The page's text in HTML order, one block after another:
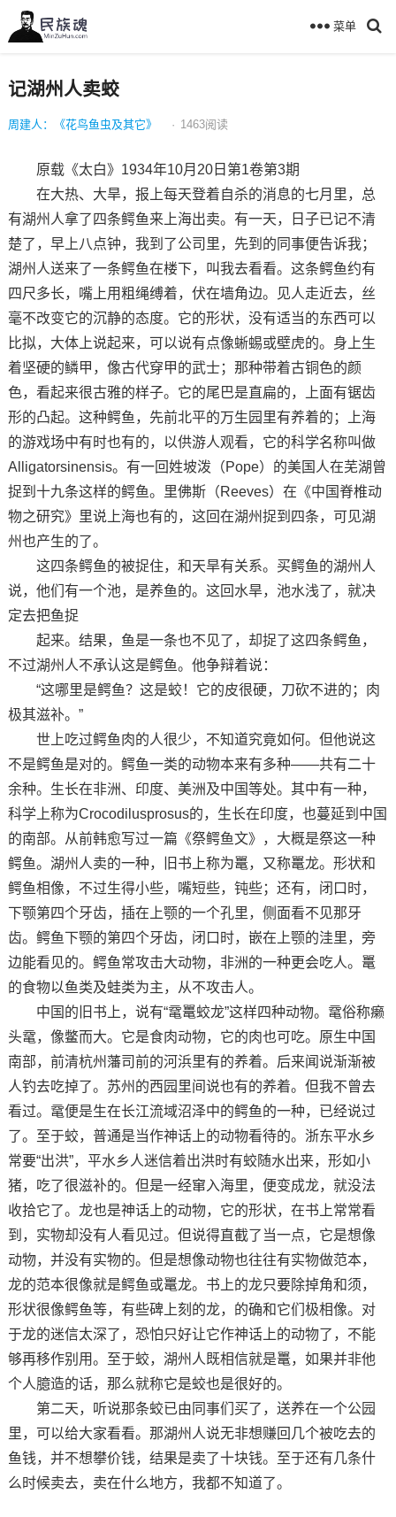
菜单
记湖州人卖蛟
周建人：《花鸟鱼虫及其它》 · 1463阅读
原载《太白》1934年10月20日第1卷第3期
在大热、大旱，报上每天登着自杀的消息的七月里，总
有湖州人拿了四条鳄鱼来上海出卖。有一天，日子已记不清
楚了，早上八点钟，我到了公司里，先到的同事便告诉我；
湖州人送来了一条鳄鱼在楼下，叫我去看看。这条鳄鱼约有
四尺多长，嘴上用粗绳缚着，伏在墙角边。见人走近去，丝
毫不改变它的沉静的态度。它的形状，没有适当的东西可以
比拟，大体上说起来，可以说有点像蜥蜴或壁虎的。身上生
着坚硬的鳞甲，像古代穿甲的武士；那种带着古铜色的颜
色，看起来很古雅的样子。它的尾巴是直扁的，上面有锯齿
形的凸起。这种鳄鱼，先前北平的万生园里有养着的；上海
的游戏场中有时也有的，以供游人观看，它的科学名称叫做
Alligatorsinensis。有一回姓坡泼（Pope）的美国人在芜湖曾
捉到十九条这样的鳄鱼。里佛斯（Reeves）在《中国脊椎动
物之研究》里说上海也有的，这回在湖州捉到四条，可见湖
州也产生的了。
这四条鳄鱼的被捉住，和天旱有关系。买鳄鱼的湖州人
说，他们有一个池，是养鱼的。这回水旱，池水浅了，就决
定去把鱼捉
起来。结果，鱼是一条也不见了，却捉了这四条鳄鱼，
不过湖州人不承认这是鳄鱼。他争辩着说：
“这哪里是鳄鱼？这是蛟！它的皮很硬，刀砍不进的；肉
极其滋补。”
世上吃过鳄鱼肉的人很少，不知道究竟如何。但他说这
不是鳄鱼是对的。鳄鱼一类的动物本来有多种——共有二十
余种。生长在非洲、印度、美洲及中国等处。其中有一种，
科学上称为Crocodilusprosus的，生长在印度，也蔓延到中国
的南部。从前韩愈写过一篇《祭鳄鱼文》，大概是祭这一种
鳄鱼。湖州人卖的一种，旧书上称为鼍，又称鼍龙。形状和
鳄鱼相像，不过生得小些，嘴短些，钝些；还有，闭口时，
下颚第四个牙齿，插在上颚的一个孔里，侧面看不见那牙
齿。鳄鱼下颚的第四个牙齿，闭口时，嵌在上颚的洼里，旁
边能看见的。鳄鱼常攻击大动物，非洲的一种更会吃人。鼍
的食物以鱼类及蛙类为主，从不攻击人。
中国的旧书上，说有“鼋鼍蛟龙”这样四种动物。鼋俗称癞
头鼋，像鳖而大。它是食肉动物，它的肉也可吃。原生中国
南部，前清杭州藩司前的河浜里有的养着。后来闻说渐渐被
人钓去吃掉了。苏州的西园里间说也有的养着。但我不曾去
看过。鼋便是生在长江流域沼泽中的鳄鱼的一种，已经说过
了。至于蛟，普通是当作神话上的动物看待的。浙东平水乡
常要“出洪”，平水乡人迷信着出洪时有蛟随水出来，形如小
猪，吃了很滋补的。但是一经窜入海里，便变成龙，就没法
收拾它了。龙也是神话上的动物，它的形状，在书上常常看
到，实物却没有人看见过。但说得直截了当一点，它是想像
动物，并没有实物的。但是想像动物也往往有实物做范本，
龙的范本很像就是鳄鱼或鼍龙。书上的龙只要除掉角和须，
形状很像鳄鱼等，有些碑上刻的龙，的确和它们极相像。对
于龙的迷信太深了，恐怕只好让它作神话上的动物了，不能
够再移作别用。至于蛟，湖州人既相信就是鼍，如果并非他
个人臆造的话，那么就称它是蛟也是很好的。
第二天，听说那条蛟已由同事们买了，送养在一个公园
里，可以给大家看看。那湖州人说无非想赚回几个被吃去的
鱼钱，并不想攀价钱，结果是卖了十块钱。至于还有几条什
么时候卖去，卖在什么地方，我都不知道了。